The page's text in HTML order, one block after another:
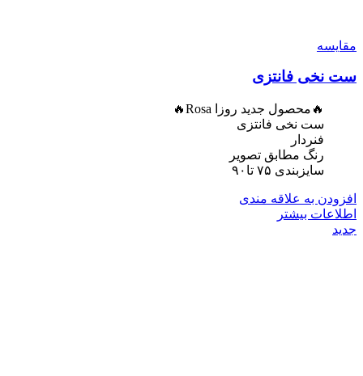
مقایسه
ست نخی فانتزی
🔥محصول جدید روزا Rosa🔥
ست نخی فانتزی
فنردار
رنگ مطابق تصویر
سایزبندی ۷۵ تا۹۰
افزودن به علاقه مندی
اطلاعات بیشتر
جدید